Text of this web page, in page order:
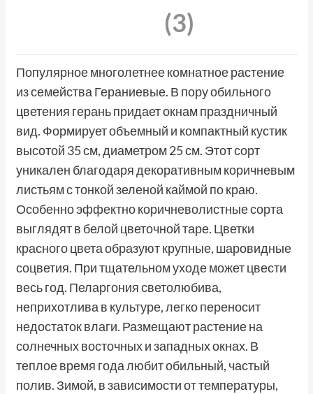
(3)
Популярное многолетнее комнатное растение
из семейства Гераниевые. В пору обильного
цветения герань придает окнам праздничный
вид. Формирует объемный и компактный кустик
высотой 35 см, диаметром 25 см. Этот сорт
уникален благодаря декоративным коричневым
листьям с тонкой зеленой каймой по краю.
Особенно эффектно коричневолистные сорта
выглядят в белой цветочной таре. Цветки
красного цвета образуют крупные, шаровидные
соцветия. При тщательном уходе может цвести
весь год. Пеларгония светолюбива,
неприхотлива в культуре, легко переносит
недостаток влаги. Размещают растение на
солнечных восточных и западных окнах. В
теплое время года любит обильный, частый
полив. Зимой, в зависимости от температуры,